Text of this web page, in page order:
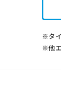
※タ
※他